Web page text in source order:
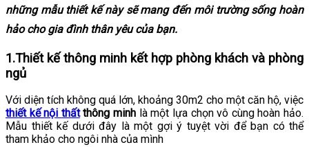
những mẫu thiết kế này sẽ mang đến môi trường sống hoàn
hảo cho gia đình thân yêu của bạn.
1.Thiết kế thông minh kết hợp phòng khách và phòng
ngủ
Với diện tích không quá lớn, khoảng 30m2 cho một căn hộ, việc
thiết kế nội thấtthông minh là một lựa chọn vô cùng hoàn hảo.
Mẫu thiết kế dưới đây là một gợi ý tuyệt vời để bạn có thể
tham khảo cho ngôi nhà của mình